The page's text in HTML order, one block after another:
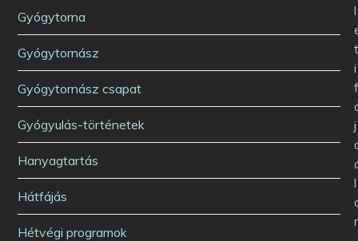
Gyógytorna
Gyógytornász
Gyógytornász csapat
Gyógyulás-történetek
Hanyagtartás
Hátfájás
Hétvégi programok
l
i
j
l